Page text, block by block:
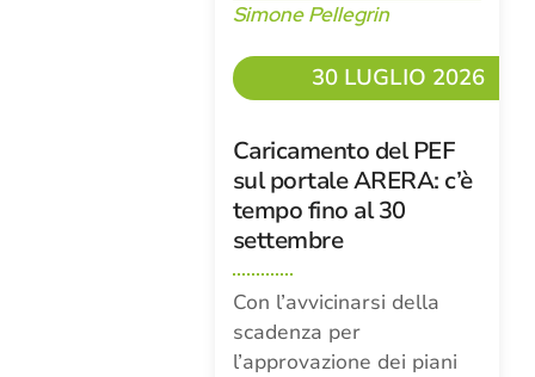
Simone Pellegrin
30 LUGLIO 2026
Caricamento del PEF
sul portale ARERA: c’è
tempo fino al 30
settembre
Con l’avvicinarsi della
scadenza per
l’approvazione dei piani